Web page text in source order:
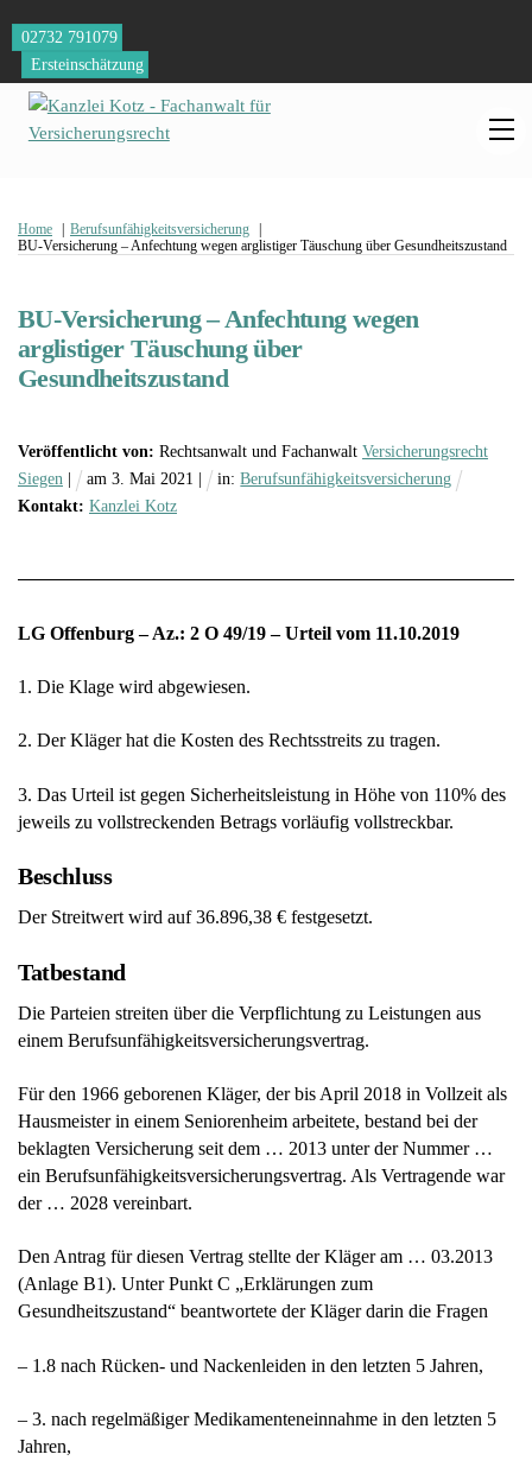
content
02732 791079
Ersteinschätzung
Home
Berufsunfähigkeitsversicherung
BU-Versicherung – Anfechtung wegen arglistiger Täuschung über Gesundheitszustand
BU-Versicherung – Anfechtung wegen
arglistiger Täuschung über
Gesundheitszustand
Veröffentlicht von: Rechtsanwalt und Fachanwalt Versicherungsrecht
Siegen
am3.Mai 2021 in:Berufsunfähigkeitsversicherung
Kontakt: Kanzlei Kotz
LG Offenburg – Az.: 2 O 49/19 – Urteil vom 11.10.2019
1. Die Klage wird abgewiesen.
2. Der Kläger hat die Kosten des Rechtsstreits zu tragen.
3. Das Urteil ist gegen Sicherheitsleistung in Höhe von 110% des
jeweils zu vollstreckenden Betrags vorläufig vollstreckbar.
Beschluss
Der Streitwert wird auf 36.896,38 € festgesetzt.
Tatbestand
Die Parteien streiten über die Verpflichtung zu Leistungen aus
einem Berufsunfähigkeitsversicherungsvertrag.
Für den 1966 geborenen Kläger, der bis April 2018 in Vollzeit als
Hausmeister in einem Seniorenheim arbeitete, bestand bei der
beklagten Versicherung seit dem … 2013 unter der Nummer …
ein Berufsunfähigkeitsversicherungsvertrag. Als Vertragende war
der … 2028 vereinbart.
Den Antrag für diesen Vertrag stellte der Kläger am … 03.2013
(Anlage B1). Unter Punkt C „Erklärungen zum
Gesundheitszustand“ beantwortete der Kläger darin die Fragen
– 1.8 nach Rücken- und Nackenleiden in den letzten 5 Jahren,
– 3. nach regelmäßiger Medikamenteneinnahme in den letzten 5
Jahren,